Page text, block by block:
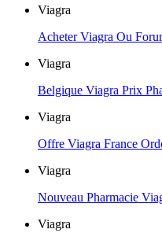
Viagra
Acheter Viagra Ou
Viagra
Belgique Viagra Prix
Viagra
Offre Viagra France
Viagra
Nouveau Pharmacie
Viagra